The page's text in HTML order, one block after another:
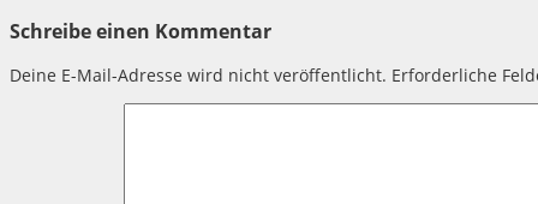
Schreibe einen Kommentar
Deine E-Mail-Adresse wird nicht veröffentlicht. Erforderliche